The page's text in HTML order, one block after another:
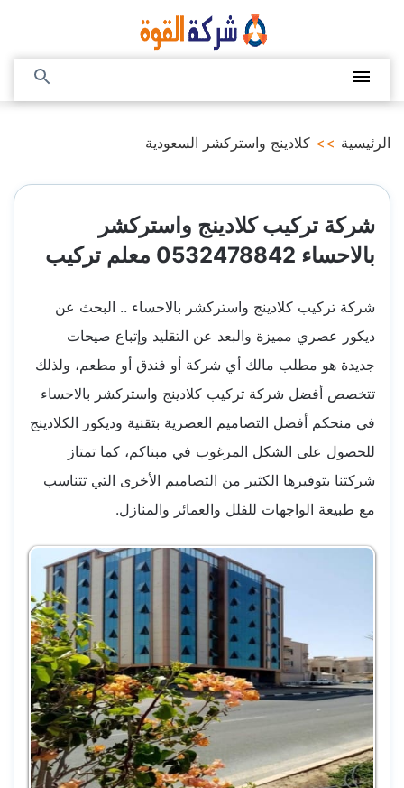
المحتوى
الرئيسية >> كلادينج واستركشر السعودية
شركة تركيب كلادينج واستركشر
بالاحساء 0532478842 معلم تركيب
شركة تركيب كلادينج واستركشر بالاحساء .. البحث عن
ديكور عصري مميزة والبعد عن التقليد وإتباع صيحات
جديدة هو مطلب مالك أي شركة أو فندق أو مطعم، ولذلك
تتخصص أفضل شركة تركيب كلادينج واستركشر بالاحساء
في منحكم أفضل التصاميم العصرية بتقنية وديكور الكلادينج
للحصول على الشكل المرغوب في مبناكم، كما تمتاز
شركتنا بتوفيرها الكثير من التصاميم الأخرى التي تتناسب
مع طبيعة الواجهات للفلل والعمائر والمنازل.